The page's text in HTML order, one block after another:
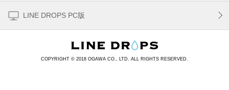
LINE DROPS PC版
COPYRIGHT © 2018 OGAWA CO., LTD. ALL RIGHTS RESERVED.